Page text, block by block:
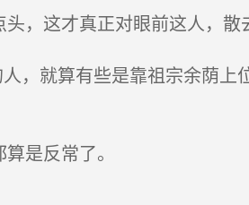
，这才真正对眼前这人，散
就算有些是靠祖宗余荫上
是反常了。